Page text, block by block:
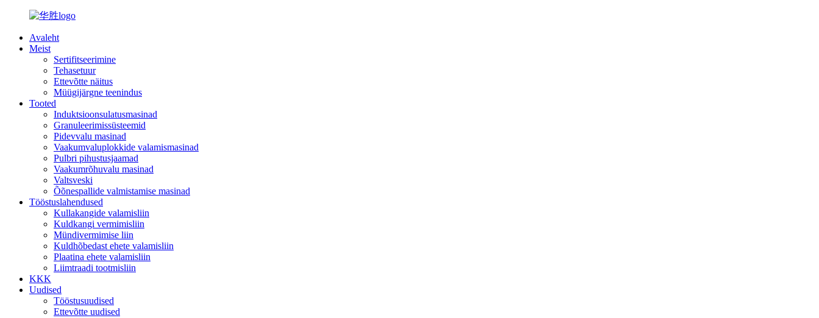
Avaleht
Meist
Sertifitseerimine
Tehasetuur
Ettevõtte näitus
Müügijärgne teenindus
Tooted
Induktsioonsulatusmasinad
Granuleerimissüsteemid
Pidevvalu masinad
Vaakumvaluplokkide valamismasinad
Pulbri pihustusjaamad
Vaakumrõhuvalu masinad
Valtsveski
Õõnespallide valmistamise masinad
Tööstuslahendused
Kullakangide valamisliin
Kuldkangi vermimisliin
Mündivermimise liin
Kuldhõbedast ehete valamisliin
Plaatina ehete valamisliin
Liimtraadi tootmisliin
KKK
Uudised
Tööstusuudised
Ettevõtte uudised